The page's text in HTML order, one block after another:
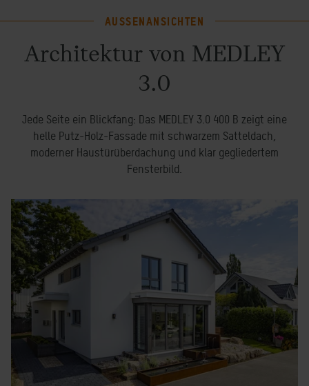
AUSSENANSICHTEN
Architektur von MEDLEY
3.0
Jede Seite ein Blickfang: Das MEDLEY 3.0 400 B zeigt eine
helle Putz-Holz-Fassade mit schwarzem Satteldach,
moderner Haustürüberdachung und klar gegliedertem
Fensterbild.